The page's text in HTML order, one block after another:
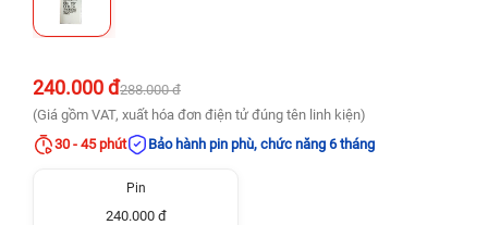
240.000 đ288.000 đ
(Giá gồm VAT, xuất hóa đơn điện tử đúng tên linh kiện)
30 - 45 phút
Bảo hành pin phù, chức năng 6 tháng
Pin
240.000 đ